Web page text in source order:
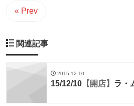
« Prev
関連記事
2015-12-10
15/12/10 【開店】 ラ・